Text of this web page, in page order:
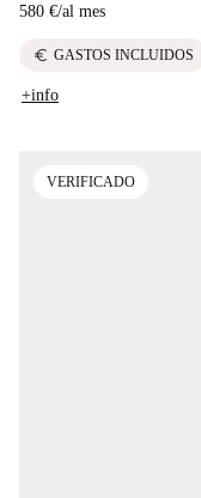
580 €/al mes
euro GASTOS INCLUIDOS
+info
VERIFICADO